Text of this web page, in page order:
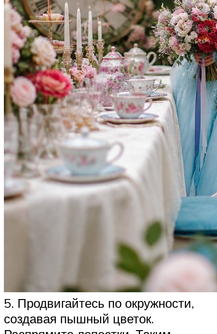
5. Продвигайтесь по окружности,
создавая пышный цветок.